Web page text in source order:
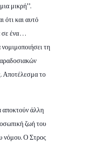
μικρή’’.
ότι και αυτό
σε ένα …
τη
Αποτέλεσμα το
άλλη
ζωή του
νόμου. Ο Στρος